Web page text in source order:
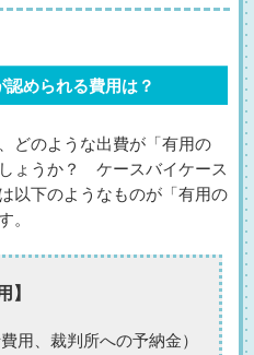
認められる費用は？
どのような出費が「有用の
ょうか？ ケースバイケース
以下のようなものが「有用の
。
】
用、裁判所への予納金）